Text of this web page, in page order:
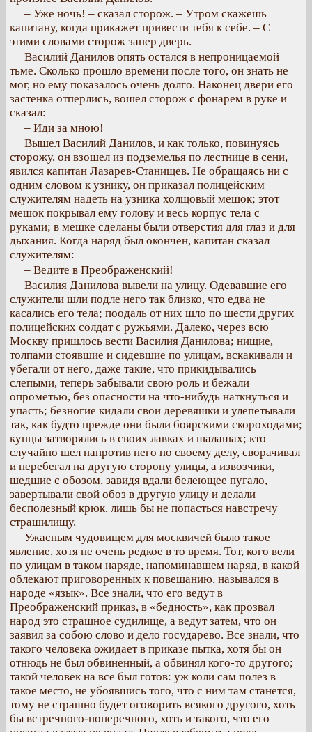
– Уже ночь! – сказал сторож. – Утром скажешь
капитану, когда прикажет привести тебя к себе. – С
этими словами сторож запер дверь.
Василий Данилов опять остался в непроницаемой
тьме. Сколько прошло времени после того, он знать не
мог, но ему показалось очень долго. Наконец двери его
застенка отперлись, вошел сторож с фонарем в руке и
сказал:
– Иди за мною!
Вышел Василий Данилов, и как только, повинуясь
сторожу, он взошел из подземелья по лестнице в сени,
явился капитан Лазарев-Станищев. Не обращаясь ни с
одним словом к узнику, он приказал полицейским
служителям надеть на узника холщовый мешок; этот
мешок покрывал ему голову и весь корпус тела с
руками; в мешке сделаны были отверстия для глаз и для
дыхания. Когда наряд был окончен, капитан сказал
служителям:
– Ведите в Преображенский!
Василия Данилова вывели на улицу. Одевавшие его
служители шли подле него так близко, что едва не
касались его тела; поодаль от них шло по шести других
полицейских солдат с ружьями. Далеко, через всю
Москву пришлось вести Василия Данилова; нищие,
толпами стоявшие и сидевшие по улицам, вскакивали и
убегали от него, даже такие, что прикидывались
слепыми, теперь забывали свою роль и бежали
опрометью, без опасности на что-нибудь наткнуться и
упасть; безногие кидали свои деревяшки и улепетывали
так, как будто прежде они были боярскими скороходами;
купцы затворялись в своих лавках и шалашах; кто
случайно шел напротив него по своему делу, сворачивал
и перебегал на другую сторону улицы, а извозчики,
шедшие с обозом, завидя вдали белеющее пугало,
завертывали свой обоз в другую улицу и делали
бесполезный крюк, лишь бы не попасться навстречу
страшилищу.
Ужасным чудовищем для москвичей было такое
явление, хотя не очень редкое в то время. Тот, кого вели
по улицам в таком наряде, напоминавшем наряд, в какой
облекают приговоренных к повешанию, назывался в
народе «язык». Все знали, что его ведут в
Преображенский приказ, в «бедность», как прозвал
народ это страшное судилище, а ведут затем, что он
заявил за собою слово и дело государево. Все знали, что
такого человека ожидает в приказе пытка, хотя бы он
отнюдь не был обвиненный, а обвинял кого-то другого;
такой человек на все был готов: уж коли сам полез в
такое место, не убоявшись того, что с ним там станется,
тому не страшно будет оговорить всякого другого, хоть
бы встречного-поперечного, хоть и такого, что его